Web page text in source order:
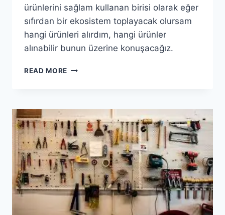
ürünlerini sağlam kullanan birisi olarak eğer
sıfırdan bir ekosistem toplayacak olursam
hangi ürünleri alırdım, hangi ürünler
alınabilir bunun üzerine konuşacağız.
READ MORE 2025
IPHONE,
MAC,
IPAD,
WATCH
VE
AIRPODS
TAVSIYELERI